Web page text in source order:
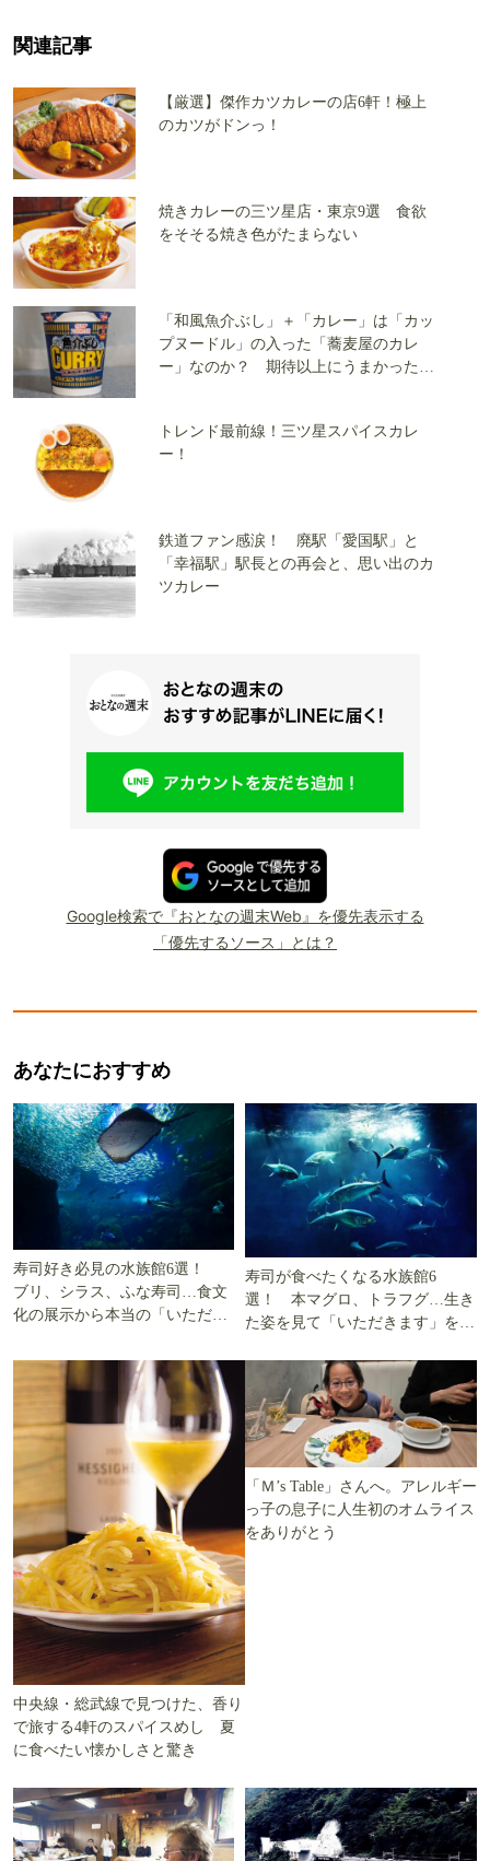
関連記事
【厳選】傑作カツカレーの店6軒！極上
のカツがドンっ！
焼きカレーの三ツ星店・東京9選 食欲
をそそる焼き色がたまらない
「和風魚介ぶし」＋「カレー」は「カッ
プヌードル」の入った「蕎麦屋のカレ
ー」なのか？ 期待以上にうまかったの
トレンド最前線！三ツ星スパイスカレ
ー！
鉄道ファン感涙！ 廃駅「愛国駅」と
「幸福駅」駅長との再会と、思い出のカ
ツカレー
Google検索で『おとなの週末Web』を優先表示する
「優先するソース」とは？
あなたにおすすめ
寿司好き必見の水族館6選！
ブリ、シラス、ふな寿司…食文
化の展示から本当の「いただき
寿司が食べたくなる水族館6
選！ 本マグロ、トラフグ…生き
た姿を見て「いただきます」を考
中央線・総武線で見つけた、香り
で旅する4軒のスパイスめし 夏
に食べたい懐かしさと驚き
「Ｍ’s Table」さんへ。アレルギー
っ子の息子に人生初のオムライス
をありがとう